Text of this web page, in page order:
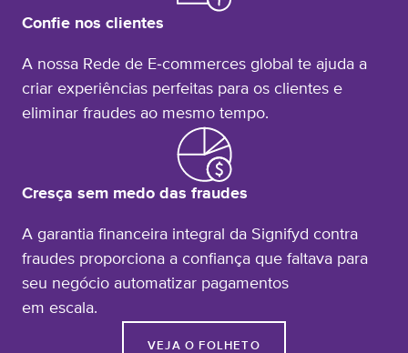
Confie nos clientes
A nossa Rede de E‑commerces global te ajuda a
criar experiências perfeitas para os clientes e
eliminar fraudes ao mesmo tempo.
Cresça sem medo das fraudes
A garantia financeira integral da Signifyd contra
fraudes proporciona a confiança que faltava para
seu negócio automatizar pagamentos
em escala.
VEJA O FOLHETO